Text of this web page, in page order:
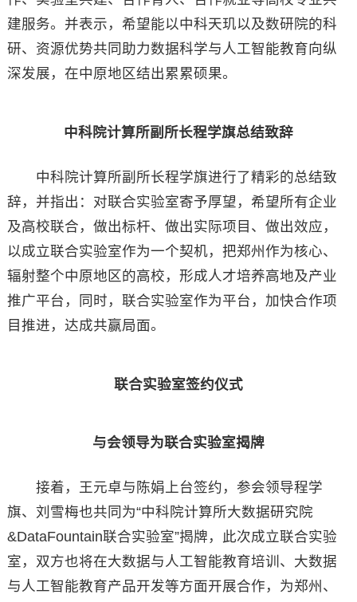
建服务。并表示，希望能以中科天玑以及数研院的科
研、资源优势共同助力数据科学与人工智能教育向纵
深发展，在中原地区结出累累硕果。
中科院计算所副所长程学旗总结致辞
中科院计算所副所长程学旗进行了精彩的总结致
辞，并指出：对联合实验室寄予厚望，希望所有企业
及高校联合，做出标杆、做出实际项目、做出效应，
以成立联合实验室作为一个契机，把郑州作为核心、
辐射整个中原地区的高校，形成人才培养高地及产业
推广平台，同时，联合实验室作为平台，加快合作项
目推进，达成共赢局面。
联合实验室签约仪式
与会领导为联合实验室揭牌
接着，王元卓与陈娟上台签约，参会领导程学
旗、刘雪梅也共同为“中科院计算所大数据研究院
&DataFountain联合实验室”揭牌，此次成立联合实验
室，双方也将在大数据与人工智能教育培训、大数据
与人工智能教育产品开发等方面开展合作，为郑州、